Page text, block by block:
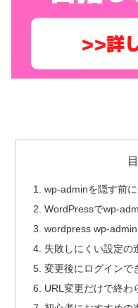
wp-adminを隠す前
WordPressでwp-
wordpress wp-
失敗しにくい設定の
変更後にログインで
URL変更だけで終わ